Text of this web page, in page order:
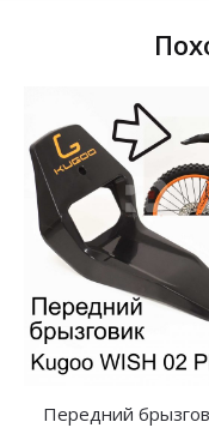
Передний